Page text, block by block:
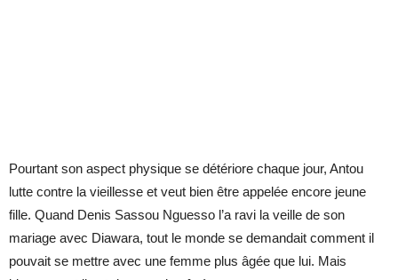
Pourtant son aspect physique se détériore chaque jour, Antou
lutte contre la vieillesse et veut bien être appelée encore jeune
fille. Quand Denis Sassou Nguesso l’a ravi la veille de son
mariage avec Diawara, tout le monde se demandait comment il
pouvait se mettre avec une femme plus âgée que lui. Mais